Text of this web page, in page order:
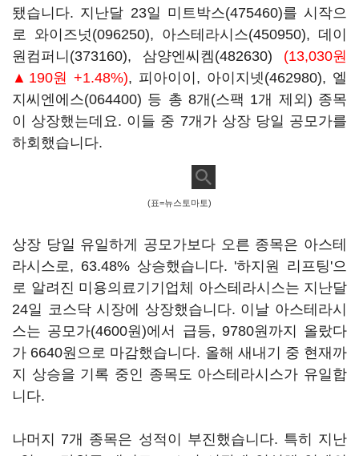
됐습니다. 지난달 23일 미트박스(475460)를 시작으
로 와이즈넛(096250), 아스테라시스(450950), 데이
원컴퍼니(373160), 삼양엔씨켐(482630) (13,030원
▲190원 +1.48%), 피아이이, 아이지넷(462980), 엘
지씨엔에스(064400) 등 총 8개(스팩 1개 제외) 종목
이 상장했는데요. 이들 중 7개가 상장 당일 공모가를
하회했습니다.
(표=뉴스토마토)
상장 당일 유일하게 공모가보다 오른 종목은 아스테
라시스로, 63.48% 상승했습니다. '하지원 리프팅'으
로 알려진 미용의료기기업체 아스테라시스는 지난달
24일 코스닥 시장에 상장했습니다. 이날 아스테라시
스는 공모가(4600원)에서 급등, 9780원까지 올랐다
가 6640원으로 마감했습니다. 올해 새내기 중 현재까
지 상승을 기록 중인 종목도 아스테라시스가 유일합
니다.
나머지 7개 종목은 성적이 부진했습니다. 특히 지난